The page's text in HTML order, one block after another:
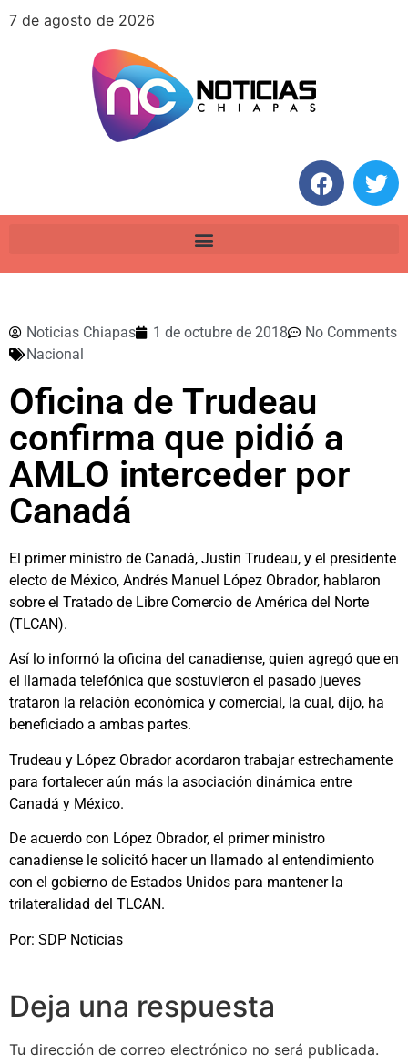
7 de agosto de 2026
Noticias Chiapas 1 de octubre de 2018
No Comments
Nacional
Oficina de Trudeau
confirma que pidió a
AMLO interceder por
Canadá
El primer ministro de Canadá, Justin Trudeau, y el presidente
electo de México, Andrés Manuel López Obrador, hablaron
sobre el Tratado de Libre Comercio de América del Norte
(TLCAN).
Así lo informó la oficina del canadiense, quien agregó que en
el llamada telefónica que sostuvieron el pasado jueves
trataron la relación económica y comercial, la cual, dijo, ha
beneficiado a ambas partes.
Trudeau y López Obrador acordaron trabajar estrechamente
para fortalecer aún más la asociación dinámica entre
Canadá y México.
De acuerdo con López Obrador, el primer ministro
canadiense le solicitó hacer un llamado al entendimiento
con el gobierno de Estados Unidos para mantener la
trilateralidad del TLCAN.
Por: SDP Noticias
Deja una respuesta
Tu dirección de correo electrónico no será publicada.